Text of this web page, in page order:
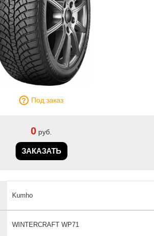
Под заказ
0 руб.
ЗАКАЗАТЬ
Kumho
WINTERCRAFT WP71